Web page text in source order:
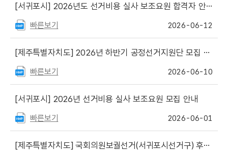
[서귀포시] 2026년도 선거비용 실사 보조요원 합격자 안내
빠른보기 2026-06-12
[제주특별자치도] 2026년 하반기 공정선거지원단 모집 안내
빠른보기 2026-06-10
[서귀포시] 2026년 선거비용 실사 보조요원 모집 안내
빠른보기 2026-06-01
[제주특별자치도] 국회의원보궐선거(서귀포시선거구) 후보자 토론회 개최 공표